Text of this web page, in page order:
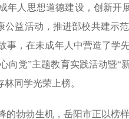
年人思想道德建设，创新开
公益活动，推进部校共建示
事，在未成年人中营造了学
向党”主题教育实践活动暨
同学光荣上榜。
的勃勃生机，岳阳市正以榜